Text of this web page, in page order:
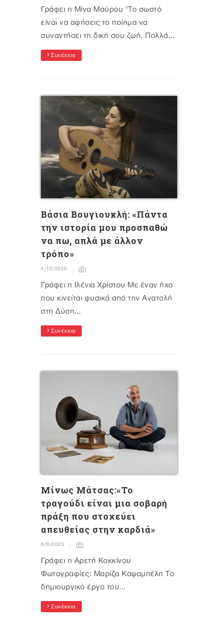
Γράφει η Μίνα Μαύρου "Το σωστό
είναι να αφήσεις το ποίημα να
συναντήσει τη δική σου ζωή. Πολλά...
Συνέχεια
Βάσια Βουγιουκλή: «Πάντα
την ιστορία μου προσπαθώ
να πω, απλά με άλλον
τρόπο»
4/12/2025
Γράφει η Ιλένια Χρίστου Με έναν ήχο
που κινείται φυσικά από την Ανατολή
στη Δύση...
Συνέχεια
Mίνως Μάτσας:«Το
τραγούδι είναι μια σοβαρή
πράξη που στοχεύει
απευθείας στην καρδιά»
6/9/2025
Γράφει η Αρετή Κοκκίνου
Φωτογραφίες: Μαρίζα Καψαμπέλη Το
δημιουργικό έργο του...
Συνέχεια